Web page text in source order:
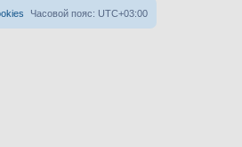
Часовой пояс: UTC+03:00